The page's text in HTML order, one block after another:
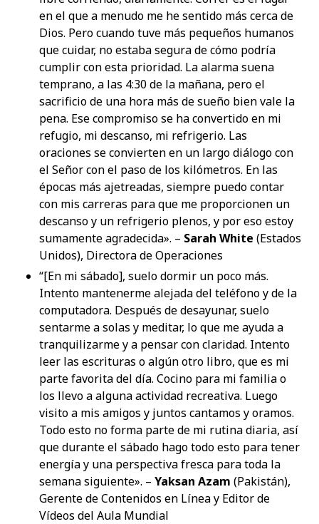
en el que a menudo me he sentido más cerca de
Dios. Pero cuando tuve más pequeños humanos
que cuidar, no estaba segura de cómo podría
cumplir con esta prioridad. La alarma suena
temprano, a las 4:30 de la mañana, pero el
sacrificio de una hora más de sueño bien vale la
pena. Ese compromiso se ha convertido en mi
refugio, mi descanso, mi refrigerio. Las
oraciones se convierten en un largo diálogo con
el Señor con el paso de los kilómetros. En las
épocas más ajetreadas, siempre puedo contar
con mis carreras para que me proporcionen un
descanso y un refrigerio plenos, y por eso estoy
sumamente agradecida». – Sarah White (Estados
Unidos), Directora de Operaciones
“[En mi sábado], suelo dormir un poco más.
Intento mantenerme alejada del teléfono y de la
computadora. Después de desayunar, suelo
sentarme a solas y meditar, lo que me ayuda a
tranquilizarme y a pensar con claridad. Intento
leer las escrituras o algún otro libro, que es mi
parte favorita del día. Cocino para mi familia o
los llevo a alguna actividad recreativa. Luego
visito a mis amigos y juntos cantamos y oramos.
Todo esto no forma parte de mi rutina diaria, así
que durante el sábado hago todo esto para tener
energía y una perspectiva fresca para toda la
semana siguiente». – Yaksan Azam (Pakistán),
Gerente de Contenidos en Línea y Editor de
Vídeos del Aula Mundial